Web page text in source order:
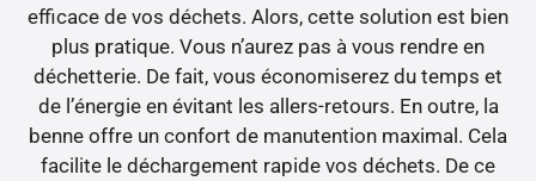
efficace de vos déchets. Alors, cette solution est bien
plus pratique. Vous n’aurez pas à vous rendre en
déchetterie. De fait, vous économiserez du temps et
de l’énergie en évitant les allers-retours. En outre, la
benne offre un confort de manutention maximal. Cela
facilite le déchargement rapide vos déchets. De ce